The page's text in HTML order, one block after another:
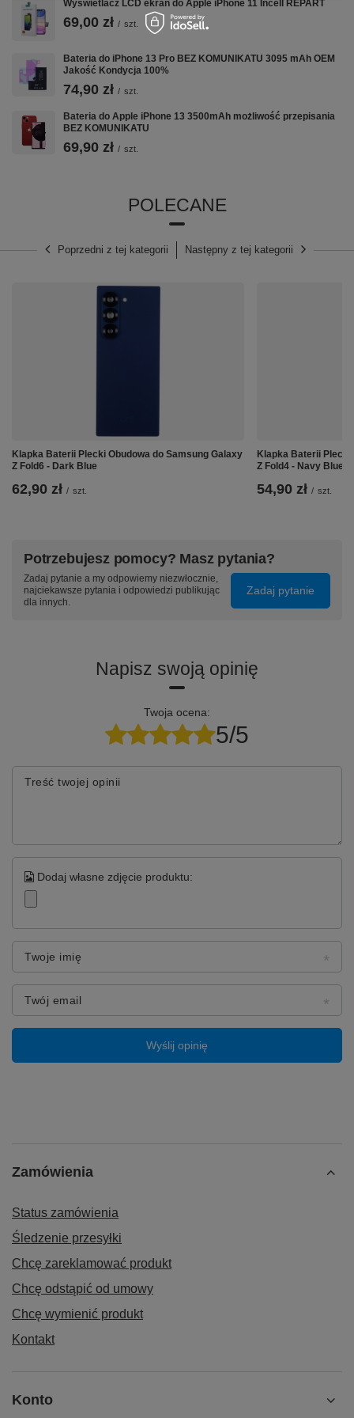
↘️ Dlaczego warto?
gwarantują bezpieczeństwo użytkowania
oraz chronią zarówno baterię, jak i Twój telefon. Bateria
dzięki czemu masz pewność łatwego montażu i pełnej
kompatybilności z urządzeniem. Wysokiej jakości
ogniwa Li-Ion przekładają się nadługą żywotność
działaniem Twojego telefonu przez długi czas.
Wyświetlacz LCD ekran do Apple iPhone 11 Incell REPART
69,00 zł / szt.
Bateria do iPhone 13 Pro BEZ KOMUNIKATU 3095 mAh OEM
Jakość Kondycja 100%
74,90 zł / szt.
Bateria do Apple iPhone 13 3500mAh możliwość przepisania
BEZ KOMUNIKATU
69,90 zł / szt.
POLECANE
Poprzedni z tej kategorii Następny z tej kategorii
Klapka Baterii Plecki Obudowa do Samsung Galaxy
Z Fold6 - Dark Blue
62,90 zł / szt.
Klapka Baterii Plecki
Z Fold4 - Navy Blue
54,90 zł / szt.
Potrzebujesz pomocy? Masz pytania?
Zadaj pytanie a my odpowiemy niezwłocznie,
najciekawsze pytania i odpowiedzi publikując
dla innych.
Zadaj pytanie
Napisz swoją opinię
Twoja ocena:
5/5
Treść twojej opinii
Dodaj własne zdjęcie produktu:
Twoje imię
Twój email
Wyślij opinię
Zamówienia
Status zamówienia
Śledzenie przesyłki
Chcę zareklamować produkt
Chcę odstąpić od umowy
Chcę wymienić produkt
Kontakt
Konto